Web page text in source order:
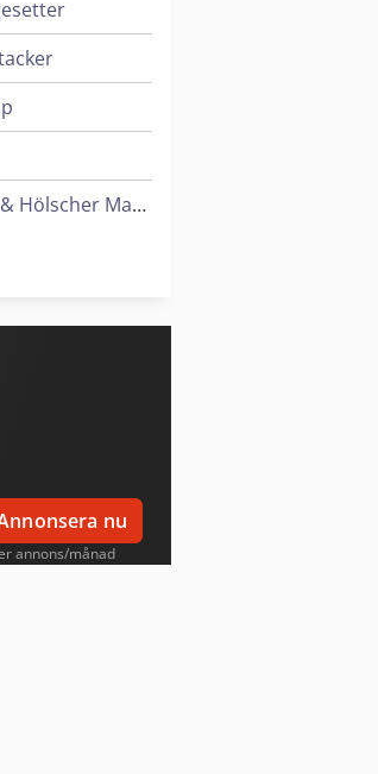
Windmöller & Hölscher Maskiner För Påsar
nu
annons/månad